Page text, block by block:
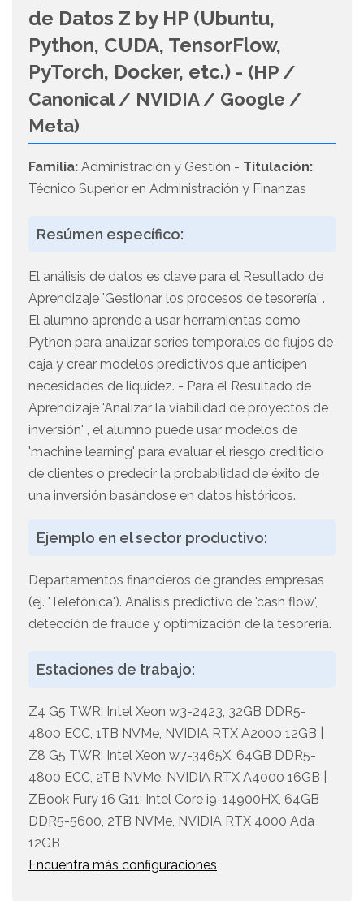
de Datos Z by HP (Ubuntu,
Python, CUDA, TensorFlow,
PyTorch, Docker, etc.) - (HP /
Canonical / NVIDIA / Google /
Meta)
Familia: Administración y Gestión - Titulación:
Técnico Superior en Administración y Finanzas
Resúmen específico:
El análisis de datos es clave para el Resultado de
Aprendizaje 'Gestionar los procesos de tesorería' .
El alumno aprende a usar herramientas como
Python para analizar series temporales de flujos de
caja y crear modelos predictivos que anticipen
necesidades de liquidez. - Para el Resultado de
Aprendizaje 'Analizar la viabilidad de proyectos de
inversión' , el alumno puede usar modelos de
'machine learning' para evaluar el riesgo crediticio
de clientes o predecir la probabilidad de éxito de
una inversión basándose en datos históricos.
Ejemplo en el sector productivo:
Departamentos financieros de grandes empresas
(ej. 'Telefónica'). Análisis predictivo de 'cash flow',
detección de fraude y optimización de la tesorería.
Estaciones de trabajo:
Z4 G5 TWR: Intel Xeon w3-2423, 32GB DDR5-
4800 ECC, 1TB NVMe, NVIDIA RTX A2000 12GB |
Z8 G5 TWR: Intel Xeon w7-3465X, 64GB DDR5-
4800 ECC, 2TB NVMe, NVIDIA RTX A4000 16GB |
ZBook Fury 16 G11: Intel Core i9-14900HX, 64GB
DDR5-5600, 2TB NVMe, NVIDIA RTX 4000 Ada
12GB
Encuentra más configuraciones